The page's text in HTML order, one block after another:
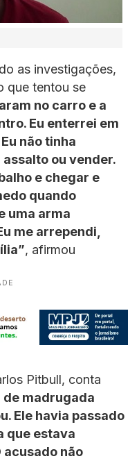
as investigações,
que tentou se
no carro e a
Eu enterrei em
não tinha
ou vender.
e chegar e
quando
uma arma
me arrependi,
, afirmou
Pitbull, conta
de madrugada
Ele havia passado
que estava
acusado não